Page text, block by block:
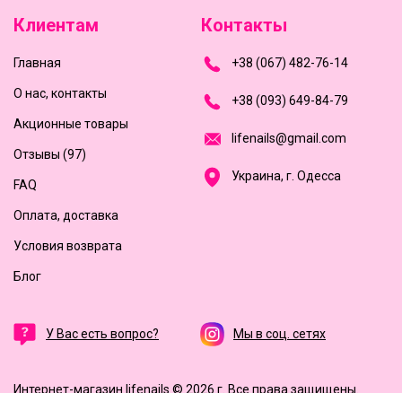
Клиентам
Главная
О нас, контакты
Акционные товары
Отзывы (97)
FAQ
Оплата, доставка
Условия возврата
Блог
Контакты
+38 (067) 482-76-14
+38 (093) 649-84-79
ifenai s@gmai com
Украина, г. Одесса
У Вас есть вопрос? Мы в соц. сетях
Интернет-магазин lifenails © 2026 г. Все права защищены.